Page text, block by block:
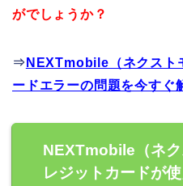
がでしょうか？
⇒ NEXTmobile（ネクスト
ードエラーの問題を今すぐ
NEXTmobile（ネ
レジットカードが